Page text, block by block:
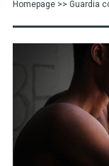
Homepage>> Guardia